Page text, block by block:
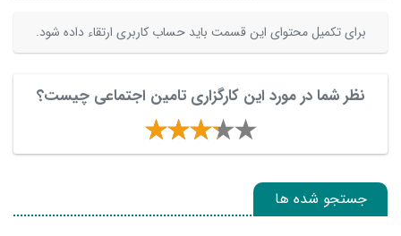
برای تکمیل محتوای این قسمت باید حساب کاربری ارتقاء داده شود.
نظر شما در مورد این کارگزاری تامین اجتماعی چیست؟
جستجو شده ها